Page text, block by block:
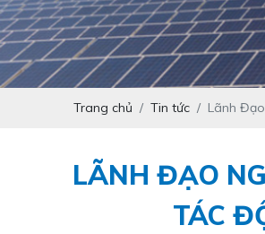
Trang chủ Tin tức Lãnh
LÃNH ĐẠO
TÁC